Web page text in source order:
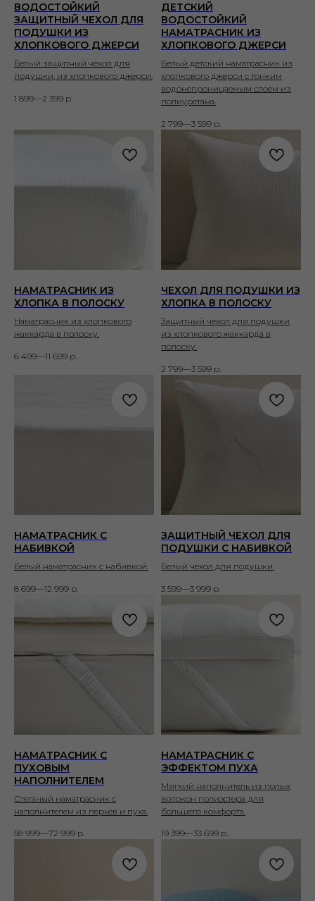
ВОДОСТОЙКИЙ
ЗАЩИТНЫЙ ЧЕХОЛ ДЛЯ
ПОДУШКИ ИЗ
ХЛОПКОВОГО ДЖЕРСИ
Белый защитный чехол для
подушки, из хлопкового джерси.
1 899—2 399 р.
ДЕТСКИЙ
ВОДОСТОЙКИЙ
НАМАТРАСНИК ИЗ
ХЛОПКОВОГО ДЖЕРСИ
Белый детский наматрасник из
хлопкового джерси с тонким
водонепроницаемым слоем из
полиуретана.
2 799—3 599 р.
НАМАТРАСНИК ИЗ
ХЛОПКА В ПОЛОСКУ
Наматрасник из хлопкового
жаккарда в полоску.
6 499—11 699 р.
ЧЕХОЛ ДЛЯ ПОДУШКИ ИЗ
ХЛОПКА В ПОЛОСКУ
Защитный чехол для подушки
из хлопкового жаккарда в
полоску.
2 799—3 599 р.
НАМАТРАСНИК С
НАБИВКОЙ
Белый наматрасник с набивкой.
8 699—12 999 р.
ЗАЩИТНЫЙ ЧЕХОЛ ДЛЯ
ПОДУШКИ С НАБИВКОЙ
Белый чехол для подушки.
3 599—3 999 р.
НАМАТРАСНИК С
ПУХОВЫМ
НАПОЛНИТЕЛЕМ
Стеганый наматрасник с
наполнителем из перьев и пуха.
58 999—72 999 р.
НАМАТРАСНИК С
ЭФФЕКТОМ ПУХА
Мягкий наполнитель из полых
волокон полиэстера для
большего комфорта.
19 399—33 699 р.